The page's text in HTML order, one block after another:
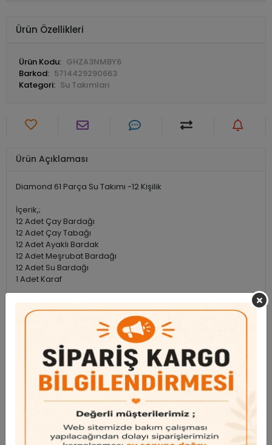
Ürün Özellikleri
Ürün Kodu: GHZA3NMBY6
Barkod: 5714429290663
Kategori: Su Takımları
Ürün Açıklaması
Diamond 61 Parça Su Takımı -12 Kişilik
İçerik,;
12 Adet Çay Bardağı
12 Adet Çay Tabağı
12 Adet Ayaklı Bardak
12 Adet Meşrubat Bardağı
12 Adet Su Bardağı
1 Adet Karaf
NOT: Kargo kaynaklı kırıkları aynı gün bize fotoğraf yada
videolarıyla bildirmeniz halinde telafi edilmektedir.
Garanti ve Teslimat
Taksit Seçenekleri
Bu ürün için henüz yorum yapılmadı.